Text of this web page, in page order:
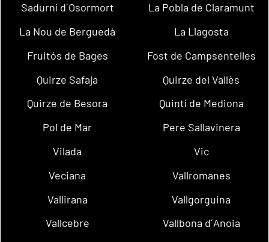
Sadurní d´Osormort
La Pobla de Claramunt
La Nou de Berguedà
La Llagosta
Fruitós de Bages
Fost de Campsentelles
Quirze Safaja
Quirze del Vallès
Quirze de Besora
Quintí de Mediona
Pol de Mar
Pere Sallavinera
Vilada
Vic
Veciana
Vallromanes
Vallirana
Vallgorguina
Vallcebre
Vallbona d´Anoia